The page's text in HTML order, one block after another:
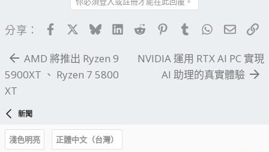
分享： FacebookBlueskyLinkedIn
Reddit PinterestTumblrWhatsApp
電子
AMD 將推出 Ryzen 9
5900XT 、 Ryzen 7 5800
XT
NVIDIA 運用 RTX AI PC 實現
AI 助理的真實體驗
新聞
淺色明亮
正體中文（台灣）